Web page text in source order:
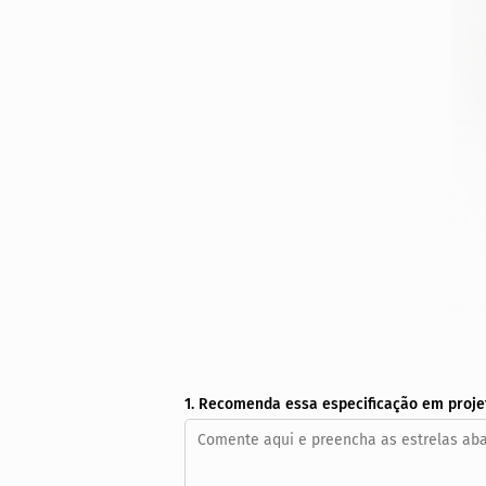
1. Recomenda essa especificação em